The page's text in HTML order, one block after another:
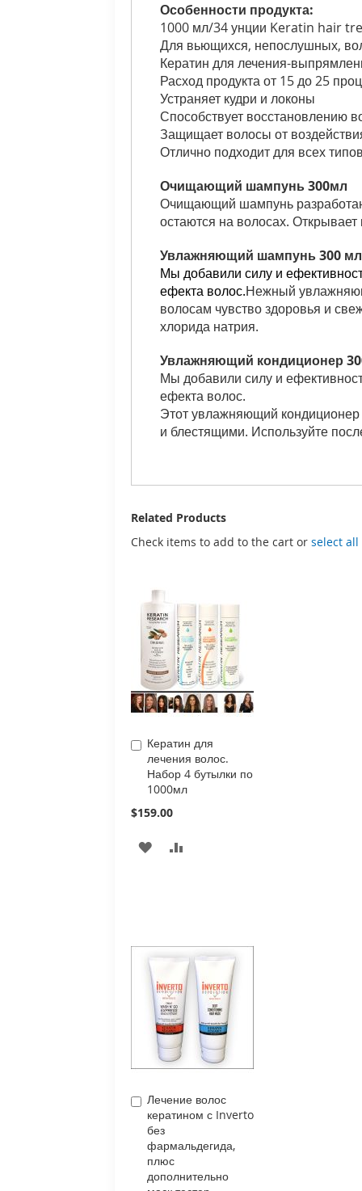
Особенности продукта:
1000 мл/34 унции Keratin hair
Для вьющихся, непослушных,
Кератин для лечения-
Расход продукта от 15 до 25
Устраняет кудри и локоны
Способствует восстановлению
Защищает волосы от
Отлично подходит для всех
Очищающий шампунь 300мл
Очищающий шампунь разработан
остаются на волосах.
Увлажняющий шампунь 300 мл
Мы добавили силу и
ефекта волос.Нежный
волосам чувство здоровья и
хлорида натрия.
Увлажняющий кондиционер
Мы добавили силу и
ефекта волос.
Этот увлажняющий кондиционер
и блестящими. Используйте
Related Products
Check items to add to the cart or select all
Кератин для
лечения волос.
Набор 4 бутылки по
1000мл
$159.00
Add
to
Cart
ADD
Лечение волос
кератином с Inverto
без
фармальдегида,
плюс
дополнительно
Add
to
Cart